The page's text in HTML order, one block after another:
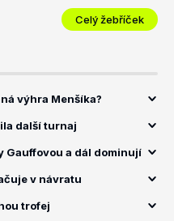
Celý žebříček
výhra Menšíka?
další turnaj
Gauffovou a dál dominují
v návratu
trofej